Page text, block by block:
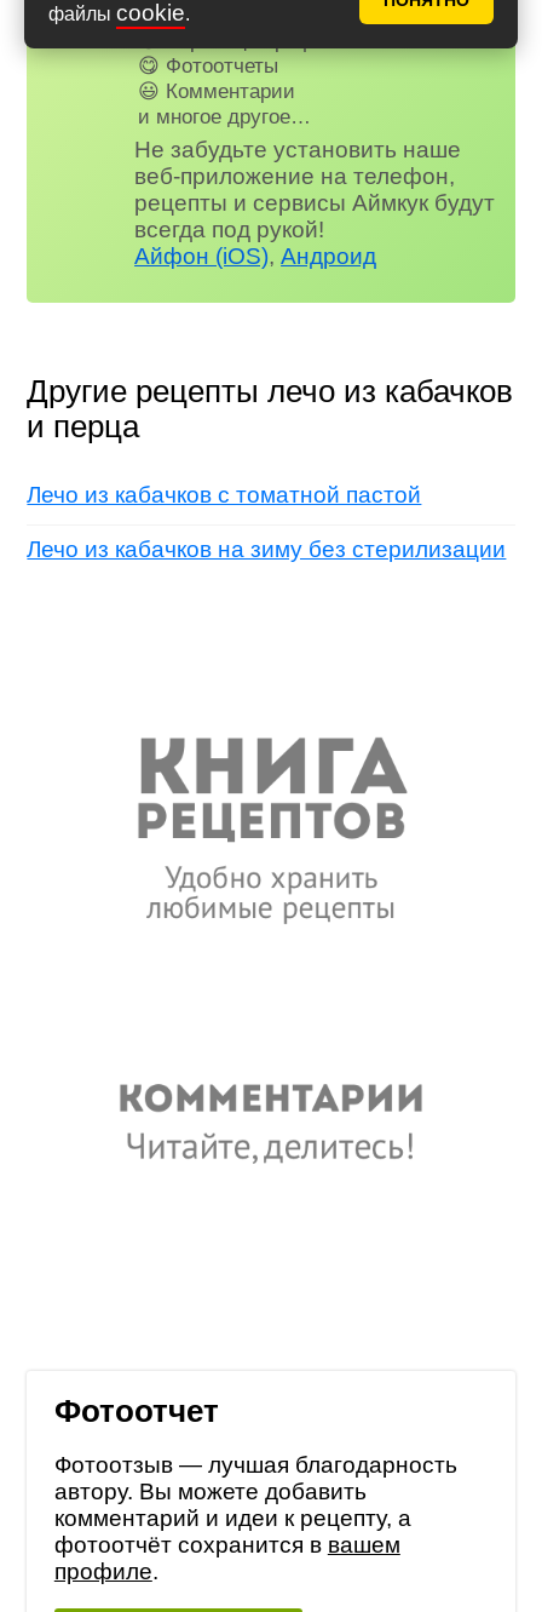
файлы cookie.
🤓 Журнал
😋 Фотоотчеты
😃 Комментарии
и многое другое…
Не забудьте установить наше
веб-приложение на телефон,
рецепты и сервисы Аймкук будут
всегда под рукой!
Айфон (iOS),Андроид
Другие рецепты лечо из кабачков
и перца
Лечо из кабачков с томатной пастой
Лечо из кабачков на зиму без стерилизации
Фотоотчет
Фотоотзыв — лучшая благодарность
автору. Вы можете добавить
комментарий и идеи к рецепту, а
фотоотчёт сохранится в вашем
профиле.